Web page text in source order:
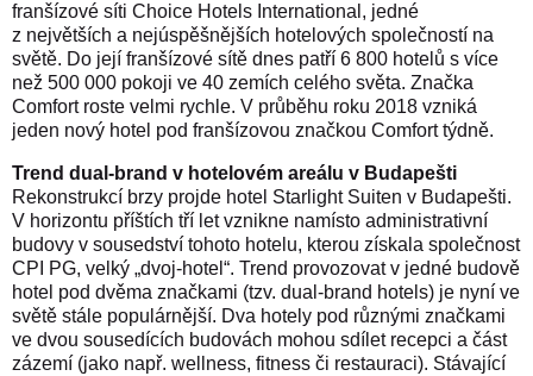
franšízové síti Choice Hotels International, jedné
z největších a nejúspěšnějších hotelových společností na
světě. Do její franšízové sítě dnes patří 6 800 hotelů s více
než 500 000 pokoji ve 40 zemích celého světa. Značka
Comfort roste velmi rychle. V průběhu roku 2018 vzniká
jeden nový hotel pod franšízovou značkou Comfort týdně.
Trend dual-brand v hotelovém areálu v Budapešti
Rekonstrukcí brzy projde hotel Starlight Suiten v Budapešti.
V horizontu příštích tří let vznikne namísto administrativní
budovy v sousedství tohoto hotelu, kterou získala společnost
CPI PG, velký „dvoj-hotel“. Trend provozovat v jedné budově
hotel pod dvěma značkami (tzv. dual-brand hotels) je nyní ve
světě stále populárnější. Dva hotely pod různými značkami
ve dvou sousedících budovách mohou sdílet recepci a část
zázemí (jako např. wellness, fitness či restauraci). Stávající